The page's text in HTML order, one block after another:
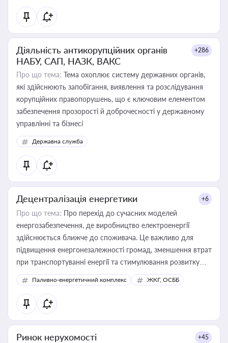
Діяльність антикорупційних органів
НАБУ, САП, НАЗК, ВАКС
+286
Про що тема: Тема охоплює систему державних органів,
які здійснюють запобігання, виявлення та розслідування
корупційних правопорушень, що є ключовим елементом
забезпечення прозорості й доброчесності у державному
управлінні та бізнесі
Державна служба
Децентралізація енергетики +6
Про що тема: Про перехід до сучасних моделей
енергозабезпечення, де виробництво електроенергії
здійснюється ближче до споживача. Це важливо для
підвищення енергонезалежності громад, зменшення втрат
при транспортуванні енергії та стимулювання розвитку
відновлюваних джерел
Паливно-енергетичний комплекс ЖКГ, ОСББ
Ринок нерухомості +45